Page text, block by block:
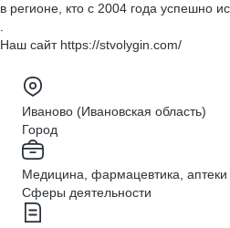
в регионе, кто с 2004 года успешно
Наш сайт https://stvolygin.com/
Иваново (Ивановская область)
Город
Медицина, фармацевтика, аптеки
Сферы деятельности